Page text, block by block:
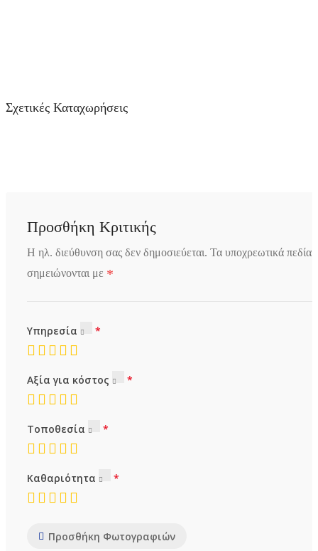
Σχετικές Καταχωρήσεις
Προσθήκη Κριτικής
Η ηλ. διεύθυνση σας δεν δημοσιεύεται. Τα υποχρεωτικά πεδία
σημειώνονται με *
Υπηρεσία
Αξία για κόστος
Τοποθεσία
Καθαριότητα
Προσθήκη Φωτογραφιών